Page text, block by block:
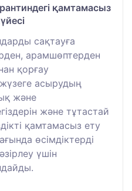
қамтамасыз
сақтауға
арамшөптерден
қорғау
асырудың
және
және тұтастай
қамтамасыз ету
өсімдіктерді
үшін